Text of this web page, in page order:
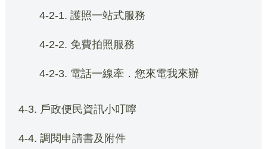
4-2-1. 護照一站式服務
4-2-2. 免費拍照服務
4-2-3. 電話一線牽．您來電我來辦
4-3. 戶政便民資訊小叮嚀
4-4. 調閱申請書及附件